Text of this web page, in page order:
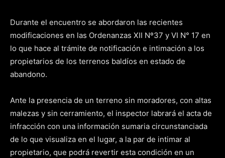
Durante el encuentro se abordaron las recientes
modificaciones en las Ordenanzas XII Nº37 y VI N° 17 en
lo que hace al trámite de notificación e intimación a los
propietarios de los terrenos baldíos en estado de
abandono.
Ante la presencia de un terreno sin moradores, con altas
malezas y sin cerramiento, el inspector labrará el acta de
infracción con una información sumaria circunstanciada
de lo que visualiza en el lugar, a la par de intimar al
propietario, que podrá revertir esta condición en un